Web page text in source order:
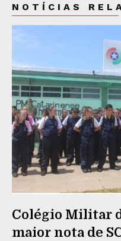
NOTÍCIAS
Colégio Militar
maior nota de